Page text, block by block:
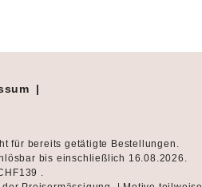
|
für bereits getätigte Bestellungen.
bis einschließlich 16.08.2026.
.